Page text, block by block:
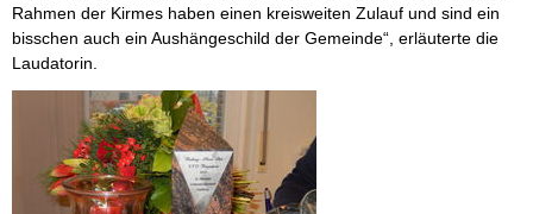
Rahmen der Kirmes haben einen kreisweiten Zulauf und sind ein
bisschen auch ein Aushängeschild der Gemeinde“, erläuterte die
Laudatorin.